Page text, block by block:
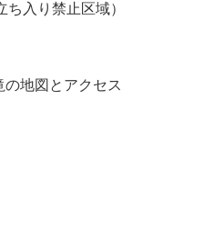
入り禁止区域）
の地図とアクセス